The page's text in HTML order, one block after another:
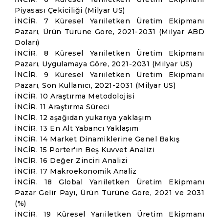
Piyasası Çekiciliği (Milyar US)
İNCİR. 7 Küresel Yarıiletken Üretim Ekipmanı
Pazarı, Ürün Türüne Göre, 2021-2031 (Milyar ABD
Doları)
İNCİR. 8 Küresel Yarıiletken Üretim Ekipmanı
Pazarı, Uygulamaya Göre, 2021-2031 (Milyar US)
İNCİR. 9 Küresel Yarıiletken Üretim Ekipmanı
Pazarı, Son Kullanıcı, 2021-2031 (Milyar US)
İNCİR. 10 Araştırma Metodolojisi
İNCİR. 11 Araştırma Süreci
İNCİR. 12 aşağıdan yukarıya yaklaşım
İNCİR. 13 En Alt Yabancı Yaklaşım
İNCİR. 14 Market Dinamiklerine Genel Bakış
İNCİR. 15 Porter'ın Beş Kuvvet Analizi
İNCİR. 16 Değer Zinciri Analizi
İNCİR. 17 Makroekonomik Analiz
İNCİR. 18 Global Yarıiletken Üretim Ekipmanı
Pazar Gelir Payı, Ürün Türüne Göre, 2021 ve 2031
(%)
İNCİR. 19 Küresel Yarıiletken Üretim Ekipmanı